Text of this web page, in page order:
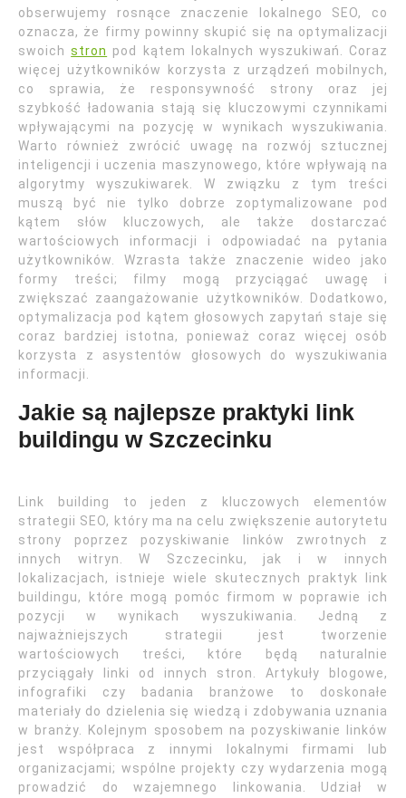
obserwujemy rosnące znaczenie lokalnego SEO, co
oznacza, że firmy powinny skupić się na optymalizacji
swoichstron pod kątem lokalnych wyszukiwań. Coraz
więcej użytkowników korzysta z urządzeń mobilnych,
co sprawia, że responsywność strony oraz jej
szybkość ładowania stają się kluczowymi czynnikami
wpływającymi na pozycję w wynikach wyszukiwania.
Warto również zwrócić uwagę na rozwój sztucznej
inteligencji i uczenia maszynowego, które wpływają na
algorytmy wyszukiwarek. W związku z tym treści
muszą być nie tylko dobrze zoptymalizowane pod
kątem słów kluczowych, ale także dostarczać
wartościowych informacji i odpowiadać na pytania
użytkowników. Wzrasta także znaczenie wideo jako
formy treści; filmy mogą przyciągać uwagę i
zwiększać zaangażowanie użytkowników. Dodatkowo,
optymalizacja pod kątem głosowych zapytań staje się
coraz bardziej istotna, ponieważ coraz więcej osób
korzysta z asystentów głosowych do wyszukiwania
informacji.
Jakie są najlepsze praktyki link
buildingu w Szczecinku
Link building to jeden z kluczowych elementów
strategii SEO, który ma na celu zwiększenie autorytetu
strony poprzez pozyskiwanie linków zwrotnych z
innych witryn. W Szczecinku, jak i w innych
lokalizacjach, istnieje wiele skutecznych praktyk link
buildingu, które mogą pomóc firmom w poprawie ich
pozycji w wynikach wyszukiwania. Jedną z
najważniejszych strategii jest tworzenie
wartościowych treści, które będą naturalnie
przyciągały linki od innych stron. Artykuły blogowe,
infografiki czy badania branżowe to doskonałe
materiały do dzielenia się wiedzą i zdobywania uznania
w branży. Kolejnym sposobem na pozyskiwanie linków
jest współpraca z innymi lokalnymi firmami lub
organizacjami; wspólne projekty czy wydarzenia mogą
prowadzić do wzajemnego linkowania. Udział w